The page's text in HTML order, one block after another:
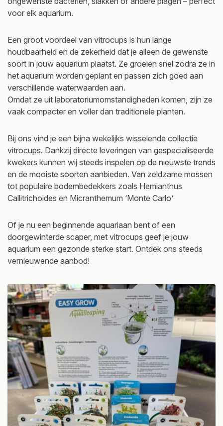
voor elk aquarium.
Een groot voordeel van vitrocups is hun lange
houdbaarheid en de zekerheid dat je alleen de gewenste
soort in jouw aquarium plaatst. Ze groeien snel zodra ze in
het aquarium worden geplant en passen zich goed aan
verschillende waterwaarden aan.
Omdat ze uit laboratoriumomstandigheden komen, zijn ze
vaak compacter en voller dan traditionele planten.
Bij ons vind je een bijna wekelijks wisselende collectie
vitrocups. Dankzij directe leveringen van gespecialiseerde
kwekers kunnen wij steeds inspelen op de nieuwste trends
en de mooiste soorten aanbieden. Van zeldzame mossen
tot populaire bodembedekkers zoals Hemianthus
Callitrichoides en Micranthemum ‘Monte Carlo’
Of je nu een beginnende aquariaan bent of een
doorgewinterde scaper, met vitrocups geef je jouw
aquarium een gezonde sterke start. Ontdek ons steeds
vernieuwende aanbod!